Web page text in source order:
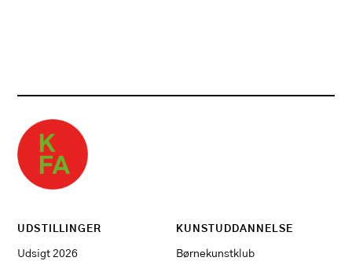
UDSTILLINGER
Udsigt 2026
KUNSTUDDANNELSE
Børnekunstklub